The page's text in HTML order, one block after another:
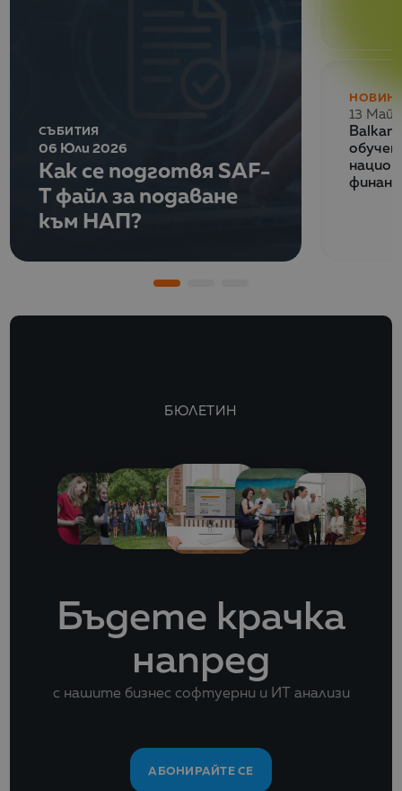
СЪБИТИЯ
06 Юли 2026
Как се подготвя SAF-
T файл за подаване
към НАП?
13 Май
Balkan
БЮЛЕТИН
Бъдете крачка
напред
с нашите бизнес софтуерни и ИТ анализи
АБОНИРАЙТЕ СЕ